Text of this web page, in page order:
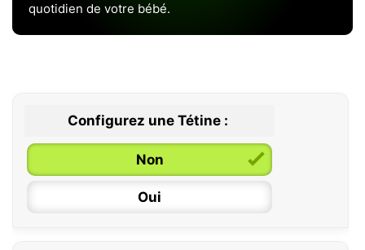
quotidien de votre bébé.
Configurez une Tétine :
Non
Oui